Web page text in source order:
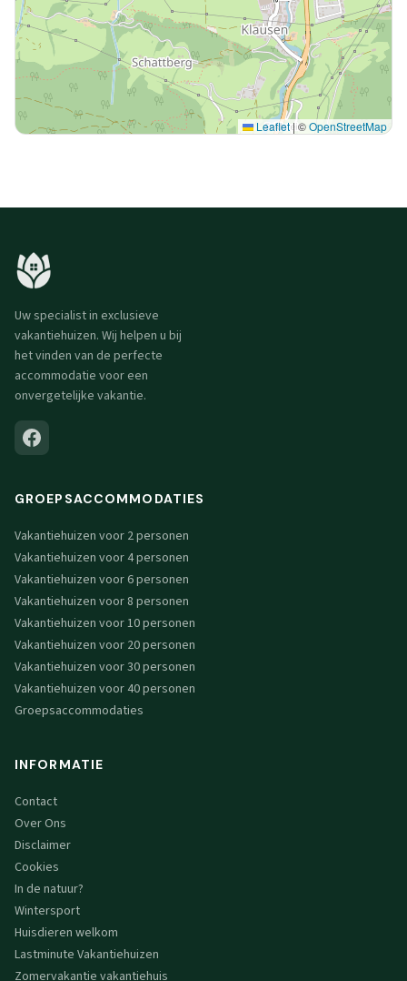
Leaflet|©OpenStreetMap
Uw specialist in exclusieve
vakantiehuizen. Wij helpen u bij
het vinden van de perfecte
accommodatie voor een
onvergetelijke vakantie.
GROEPSACCOMMODATIES
Vakantiehuizen voor 2 personen
Vakantiehuizen voor 4 personen
Vakantiehuizen voor 6 personen
Vakantiehuizen voor 8 personen
Vakantiehuizen voor 10 personen
Vakantiehuizen voor 20 personen
Vakantiehuizen voor 30 personen
Vakantiehuizen voor 40 personen
Groepsaccommodaties
INFORMATIE
Contact
Over Ons
Disclaimer
Cookies
In de natuur?
Wintersport
Huisdieren welkom
Lastminute Vakantiehuizen
Zomervakantie vakantiehuis